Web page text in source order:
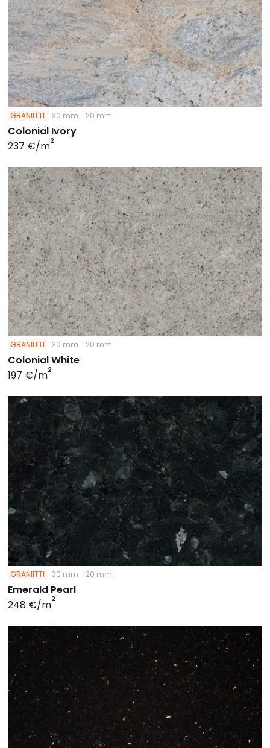
GRANIITTI 30 mm 20 mm
Colonial Ivory
237 €/m2
GRANIITTI 30 mm 20 mm
Colonial White
197 €/m2
GRANIITTI 30 mm 20 mm
Emerald Pearl
248 €/m2